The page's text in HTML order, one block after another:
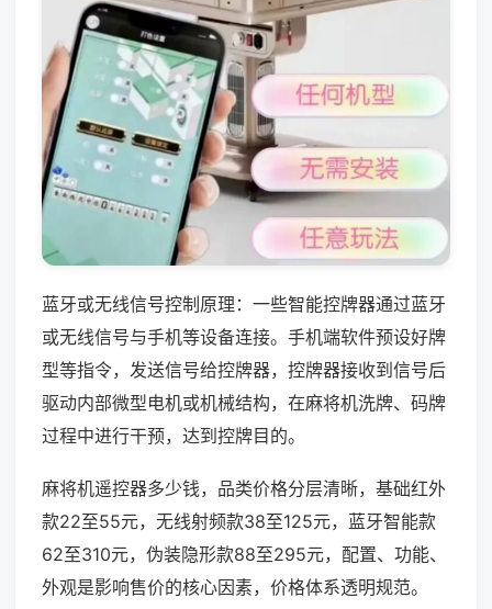
蓝牙或无线信号控制原理：一些智能控牌器通过蓝牙
或无线信号与手机等设备连接。手机端软件预设好牌
型等指令，发送信号给控牌器，控牌器接收到信号后
驱动内部微型电机或机械结构，在麻将机洗牌、码牌
过程中进行干预，达到控牌目的。
麻将机遥控器多少钱，品类价格分层清晰，基础红外
款22至55元，无线射频款38至125元，蓝牙智能款
62至310元，伪装隐形款88至295元，配置、功能、
外观是影响售价的核心因素，价格体系透明规范。